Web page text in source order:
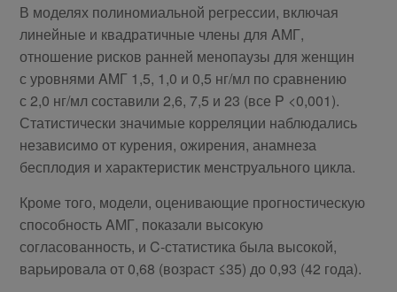
В моделях полиномиальной регрессии, включая
линейные и квадратичные члены для AMГ,
отношение рисков ранней менопаузы для женщин
с уровнями AMГ 1,5, 1,0 и 0,5 нг/мл по сравнению
с 2,0 нг/мл составили 2,6, 7,5 и 23 (все P <0,001).
Статистически значимые корреляции наблюдались
независимо от курения, ожирения, анамнеза
бесплодия и характеристик менструального цикла.
Кроме того, модели, оценивающие прогностическую
способность AMГ, показали высокую
согласованность, и C-статистика была высокой,
варьировала от 0,68 (возраст ≤35) до 0,93 (42 года).